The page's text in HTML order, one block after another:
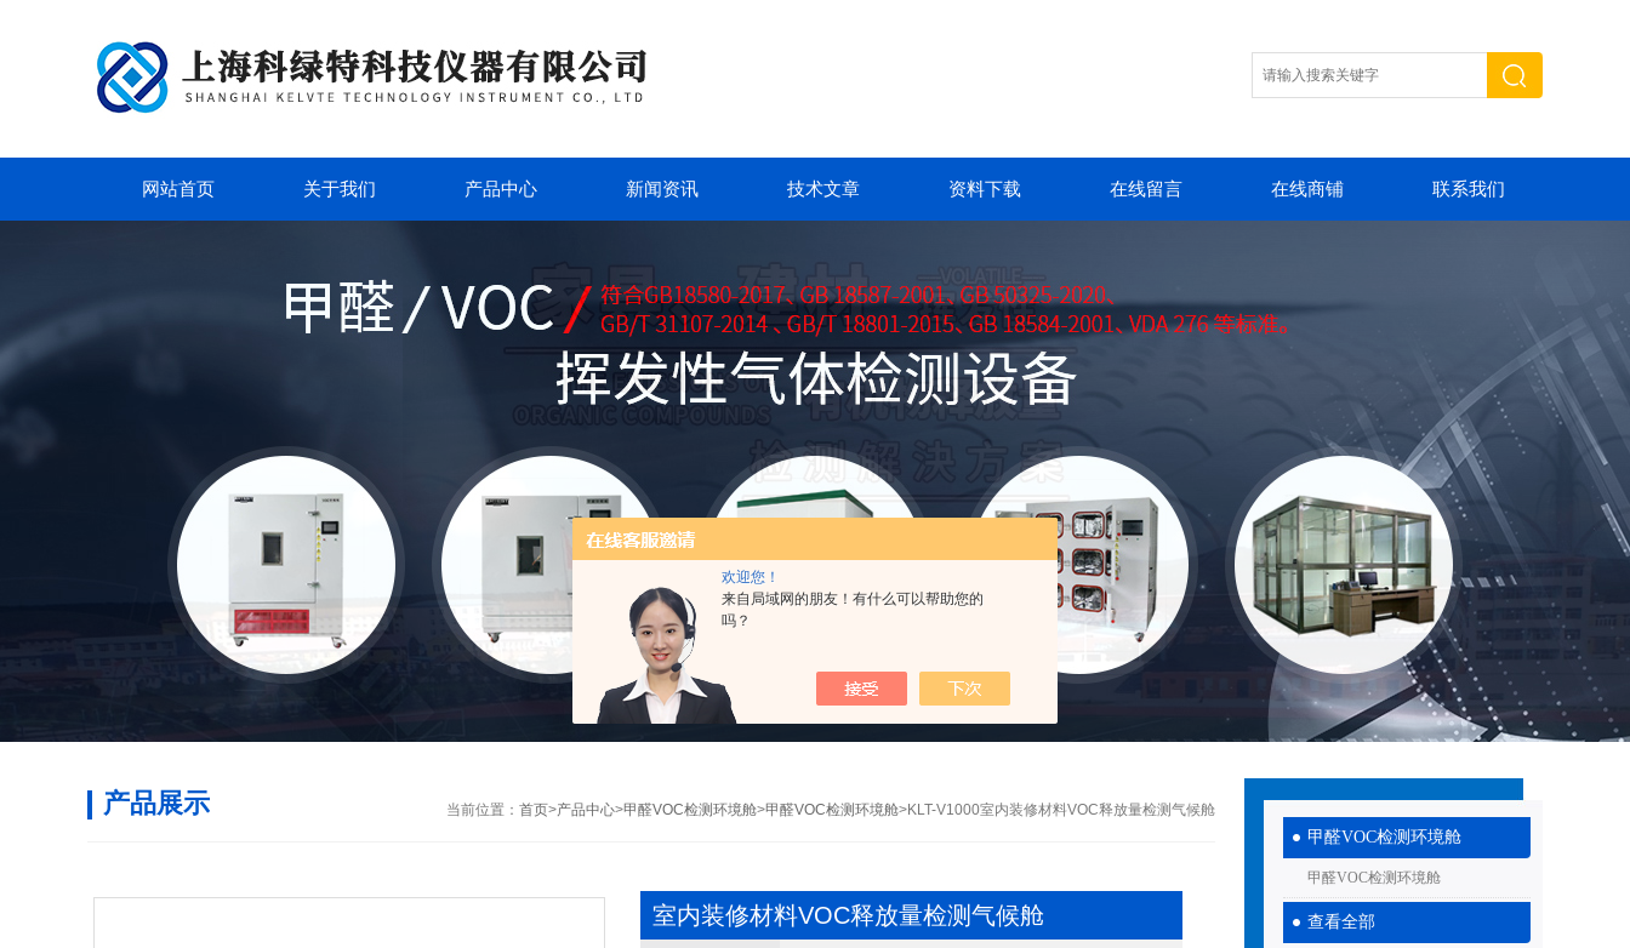
欢迎您！
来自局域网的朋友！有什么可以帮助您的
吗？
网站首页 关于我们 产品中心 新闻资讯 技术文章 资料下载 在线留言 在线商铺 联系我们
甲醛VOC检测环境舱
甲醛VOC检测环境舱
查看全部
当前位置： 首页>产品中心>甲醛VOC检测环境舱>甲醛VOC检测环境舱>KLT-V1000室内装修材料VOC释放量检测气候舱
产品展示
室内装修材料VOC释放量检测气候舱